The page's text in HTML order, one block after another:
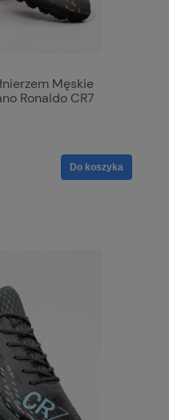
Męskie
Ronaldo CR7
Do koszyka